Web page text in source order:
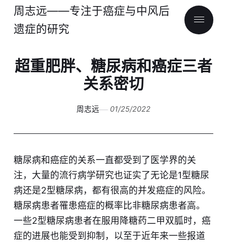
周志远——专注于癌症与中风后
遗症的研究
超重肥胖、糖尿病和癌症三者
关系密切
周志远 01/25/2022
糖尿病和癌症的关系一直都受到了医学界的关
注，大量的流行病学研究也证实了无论是1型糖尿
病还是2型糖尿病，都有很高的并发癌症的风险。
糖尿病患者罹患癌症的概率比非糖尿病患者高。
一些2型糖尿病患者在服用降糖药二甲双胍时，癌
症的进展也能受到抑制，以至于近年来一些报道